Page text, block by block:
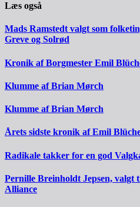
Læs også
Mads Ramstedt valgt som
Greve og Solrød
Kronik af Borgmester Emil
Klumme af Brian Mørch
Klumme af Brian Mørch
Årets sidste kronik af Emil
Radikale takker for en god
Pernille Breinholdt Jepsen,
Alliance